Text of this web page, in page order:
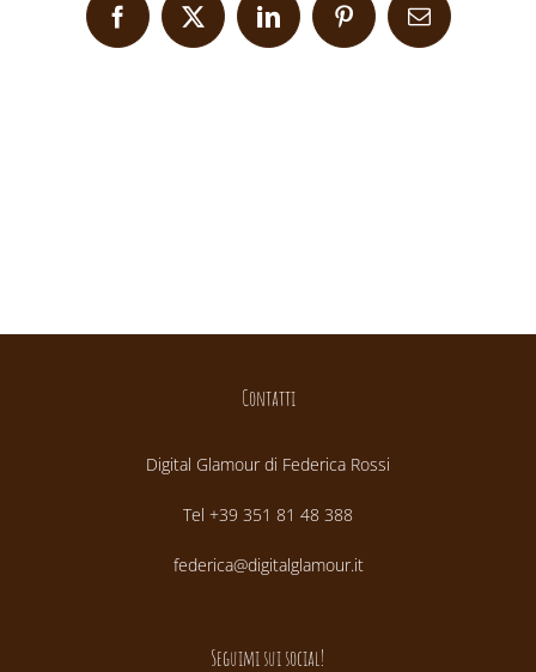
Facebook
X LinkedInPinterestEmail
Contatti
Digital Glamour di Federica Rossi
Tel +39 351 81 48 388
federica@digitalglamour.it
Seguimi sui social!